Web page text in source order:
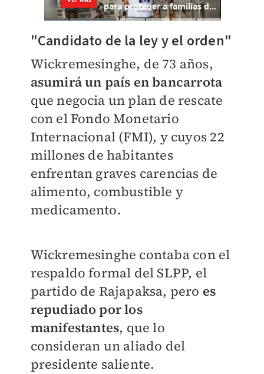
"Candidato de la ley y el orden"
Wickremesinghe, de 73 años,
asumirá un país en bancarrota
que negocia un plan de rescate
con el Fondo Monetario
Internacional (FMI), y cuyos 22
millones de habitantes
enfrentan graves carencias de
alimento, combustible y
medicamento.
Wickremesinghe contaba con el
respaldo formal del SLPP, el
partido de Rajapaksa, pero es
repudiado por los
manifestantes, que lo
consideran un aliado del
presidente saliente.